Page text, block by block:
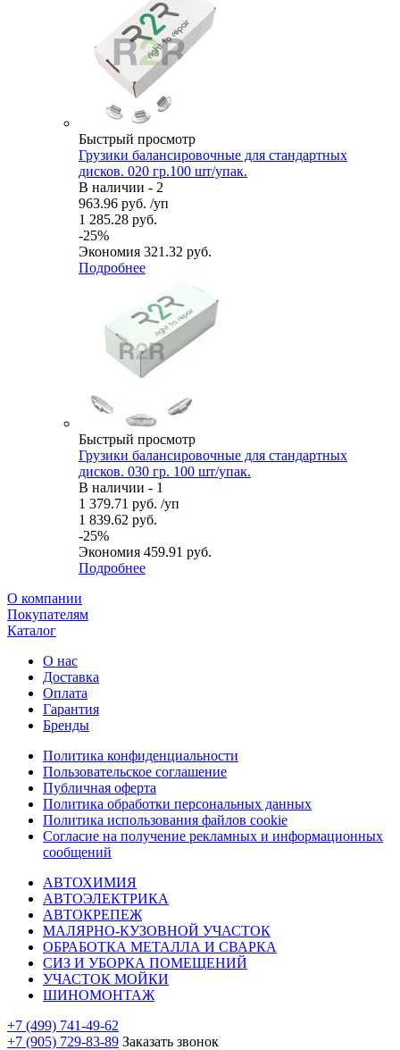
Быстрый просмотр
Грузики балансировочные для стандартных
дисков. 020 гр.100 шт/упак.
В наличии - 2
963.96 руб. /уп
1 285.28 руб.
-25%
Экономия 321.32 руб.
Подробнее
Быстрый просмотр
Грузики балансировочные для стандартных
дисков. 030 гр. 100 шт/упак.
В наличии - 1
1 379.71 руб. /уп
1 839.62 руб.
-25%
Экономия 459.91 руб.
Подробнее
О компании
Покупателям
Каталог
О нас
Доставка
Оплата
Гарантия
Бренды
Политика конфиденциальности
Пользовательское соглашение
Публичная оферта
Политика обработки персональных данных
Политика использования файлов cookie
Согласие на получение рекламных и информационных
сообщений
АВТОХИМИЯ
АВТОЭЛЕКТРИКА
АВТОКРЕПЕЖ
МАЛЯРНО-КУЗОВНОЙ УЧАСТОК
ОБРАБОТКА МЕТАЛЛА И СВАРКА
СИЗ И УБОРКА ПОМЕЩЕНИЙ
УЧАСТОК МОЙКИ
ШИНОМОНТАЖ
+7 (499) 741-49-62
+7 (905) 729-83-89 Заказать звонок